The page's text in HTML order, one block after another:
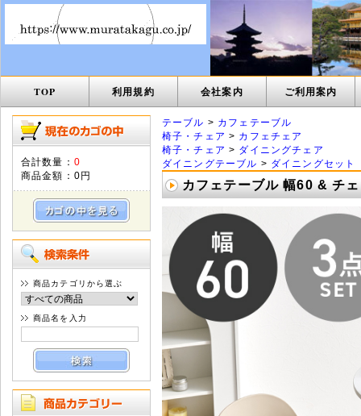
TOP 利用規約 会社案内 ご利用案内
合計数量： 0
商品金額： 0円
商品カテゴリから選ぶ
商品名を入力
テーブル > カフェテーブル
椅子・チェア > カフェチェア
椅子・チェア > ダイニングチェア
ダイニングテーブル > ダイニングセット
カフェテーブル 幅60 & チ